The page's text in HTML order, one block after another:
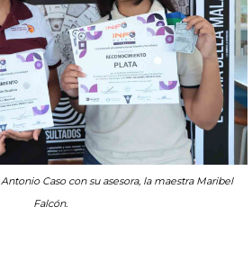
Caso con su asesora, la maestra Maribel
Falcón.